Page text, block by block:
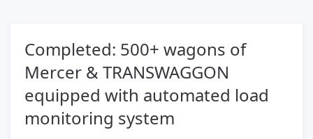
Completed: 500+ wagons of
Mercer & TRANSWAGGON
equipped with automated load
monitoring system